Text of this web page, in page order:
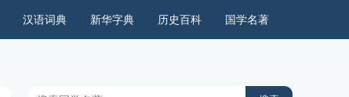
国学名著
历史百科
新华字典
汉语词典